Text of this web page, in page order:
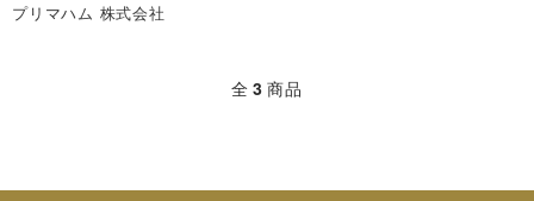
プリマハム 株式会社
全 3 商品